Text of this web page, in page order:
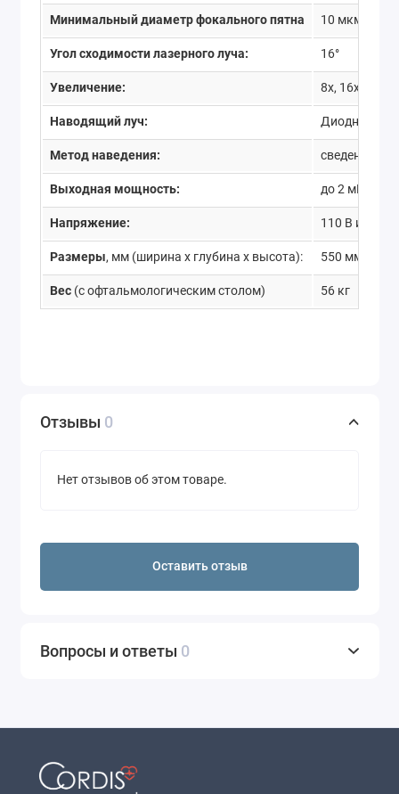
Минимальный диаметр фокального пятна 10 мкм;
Угол сходимости лазерного луча: 16°
Увеличение: 8x, 16x, 32x
Наводящий луч: Диодный
Метод наведения: сведение 4
Выходная мощность: до 2 мВт,
Напряжение: 110 В или
Размеры, мм (ширина х глубина х высота): 550 мм х
Вес (с офтальмологическим столом) 56 кг
Отзывы 0
Нет отзывов об этом товаре.
Оставить отзыв
Вопросы и ответы 0